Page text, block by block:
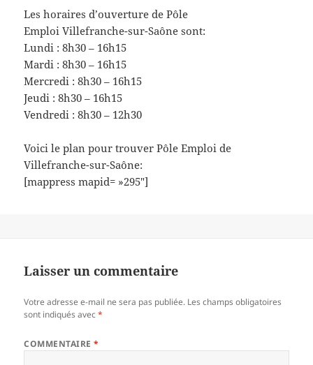
Les horaires d’ouverture de Pôle
Emploi Villefranche-sur-Saône sont:
Lundi : 8h30 – 16h15
Mardi : 8h30 – 16h15
Mercredi : 8h30 – 16h15
Jeudi : 8h30 – 16h15
Vendredi : 8h30 – 12h30
Voici le plan pour trouver Pôle Emploi de
Villefranche-sur-Saône:
[mappress mapid= »295″]
Laisser un commentaire
Votre adresse e-mail ne sera pas publiée. Les champs obligatoires
sont indiqués avec*
COMMENTAIRE*